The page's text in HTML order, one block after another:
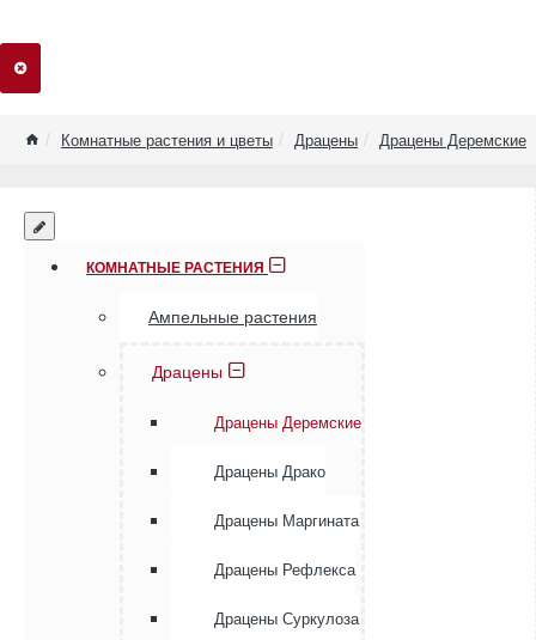
homeКомнатные растения и цветы Драцены Драцены Деремские
КОМНАТНЫЕ РАСТЕНИЯ
Ампельные растения
Драцены
Драцены Деремские
Драцены Драко
Драцены Маргината
Драцены Рефлекса
Драцены Суркулоза